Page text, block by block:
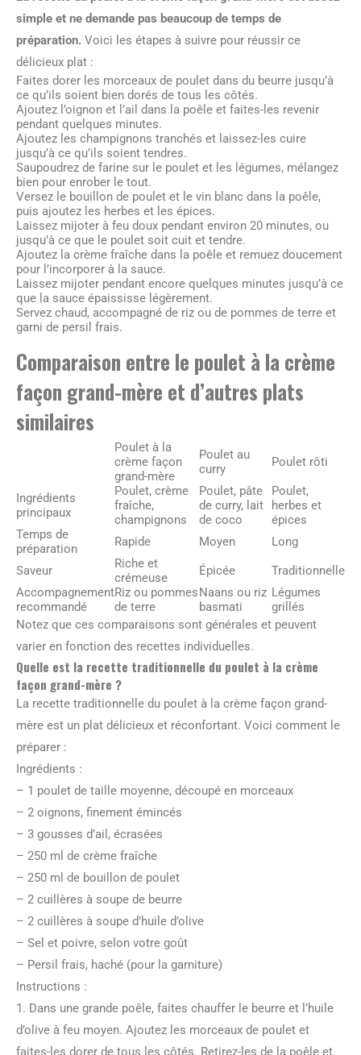
simple et ne demande pas beaucoup de temps de
préparation. Voici les étapes à suivre pour réussir ce
délicieux plat :
Faites dorer les morceaux de poulet dans du beurre jusqu’à
ce qu’ils soient bien dorés de tous les côtés.
Ajoutez l’oignon et l’ail dans la poêle et faites-les revenir
pendant quelques minutes.
Ajoutez les champignons tranchés et laissez-les cuire
jusqu’à ce qu’ils soient tendres.
Saupoudrez de farine sur le poulet et les légumes, mélangez
bien pour enrober le tout.
Versez le bouillon de poulet et le vin blanc dans la poêle,
puis ajoutez les herbes et les épices.
Laissez mijoter à feu doux pendant environ 20 minutes, ou
jusqu’à ce que le poulet soit cuit et tendre.
Ajoutez la crème fraîche dans la poêle et remuez doucement
pour l’incorporer à la sauce.
Laissez mijoter pendant encore quelques minutes jusqu’à ce
que la sauce épaississe légèrement.
Servez chaud, accompagné de riz ou de pommes de terre et
garni de persil frais.
Comparaison entre le poulet à la crème
façon grand-mère et d’autres plats
similaires
Poulet à la
crème façon
grand-mère
Poulet au
curry
Poulet rôti
Ingrédients
principaux
Poulet, crème
fraîche,
champignons
Poulet, pâte
de curry, lait
de coco
Poulet,
herbes et
épices
Temps de
préparation
Rapide Moyen
Long
Saveur
Riche et
crémeuse
Épicée
Traditionnelle
Accompagnement
recommandé
Riz ou pommes
de terre
Naans ou riz
basmati
Légumes
grillés
Notez que ces comparaisons sont générales et peuvent
varier en fonction des recettes individuelles.
Quelle est la recette traditionnelle du poulet à la crème
façon grand-mère ?
La recette traditionnelle du poulet à la crème façon grand-
mère est un plat délicieux et réconfortant. Voici comment le
préparer :
Ingrédients :
– 1 poulet de taille moyenne, découpé en morceaux
– 2 oignons, finement émincés
– 3 gousses d’ail, écrasées
– 250 ml de crème fraîche
– 250 ml de bouillon de poulet
– 2 cuillères à soupe de beurre
– 2 cuillères à soupe d’huile d’olive
– Sel et poivre, selon votre goût
– Persil frais, haché (pour la garniture)
Instructions :
1. Dans une grande poêle, faites chauffer le beurre et l’huile
d’olive à feu moyen. Ajoutez les morceaux de poulet et
faites-les dorer de tous les côtés. Retirez-les de la poêle et